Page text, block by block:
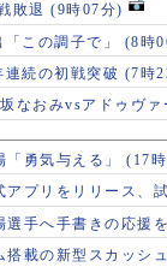
敗退 (9時07分)
この調子で」 (8時
続の初戦突破 (7時
なおみvsアドゥヴァ
「勇気与える」 (17
アプリをリリース、
選手へ手書きの応援
搭載の新型スカッシ